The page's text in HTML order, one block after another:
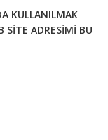
KULLANILMAK
SITE ADRESIMI BU